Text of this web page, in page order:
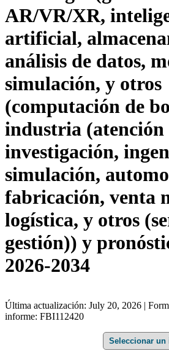
AR/VR/XR,
artificial,
análisis de datos,
simulación, y otros
(computación de
industria (atención
investigación,
simulación,
fabricación, venta
logística, y otros
gestión)) y
2026-2034
Última actualización: July 20, 2026 |
informe: FBI112420